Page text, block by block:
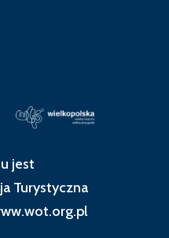
jest
Turystyczna